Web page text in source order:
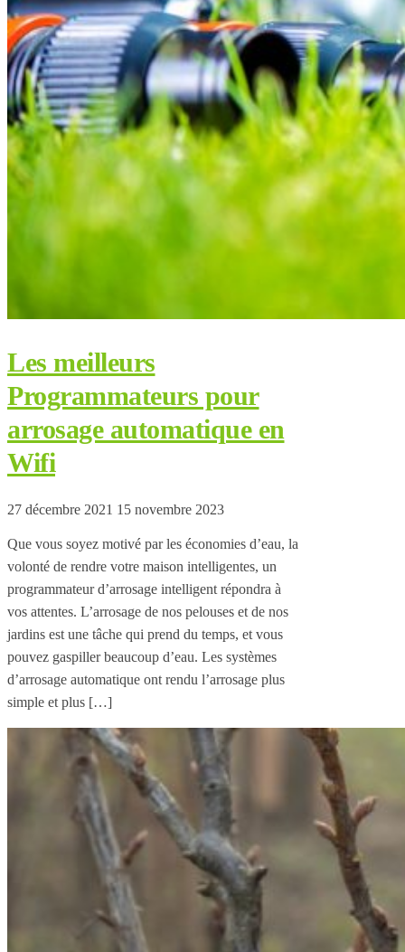
Les meilleurs
Programmateurs pour
arrosage automatique en
Wifi
27 décembre 2021 15 novembre 2023
Que vous soyez motivé par les économies d’eau, la
volonté de rendre votre maison intelligentes, un
programmateur d’arrosage intelligent répondra à
vos attentes. L’arrosage de nos pelouses et de nos
jardins est une tâche qui prend du temps, et vous
pouvez gaspiller beaucoup d’eau. Les systèmes
d’arrosage automatique ont rendu l’arrosage plus
simple et plus […]